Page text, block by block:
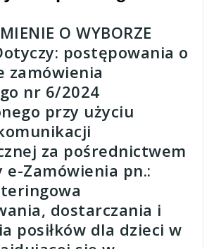
O WYBORZE
postępowania o
zamówienia
nr 6/2024
przy użyciu
za pośrednictwem
Zamówienia pn.:
dostarczania i
posiłków dla dzieci w